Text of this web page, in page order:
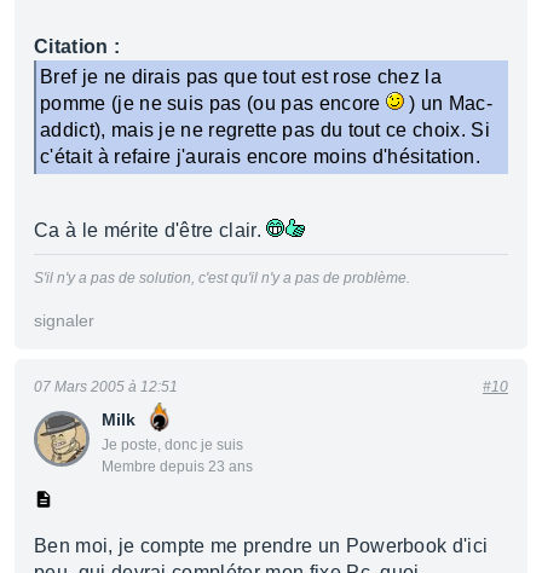
Citation :
Bref je ne dirais pas que tout est rose chez la
pomme (je ne suis pas (ou pas encore
) un Mac-
addict), mais je ne regrette pas du tout ce choix. Si
c'était à refaire j'aurais encore moins d'hésitation.
Ca à le mérite d'être clair.
S'il n'y a pas de solution, c'est qu'il n'y a pas de problème.
signaler
Milk
Je poste, donc je suis
Membre depuis 23 ans
07 Mars 2005 à 12:51 #10
Ben moi, je compte me prendre un Powerbook d'ici